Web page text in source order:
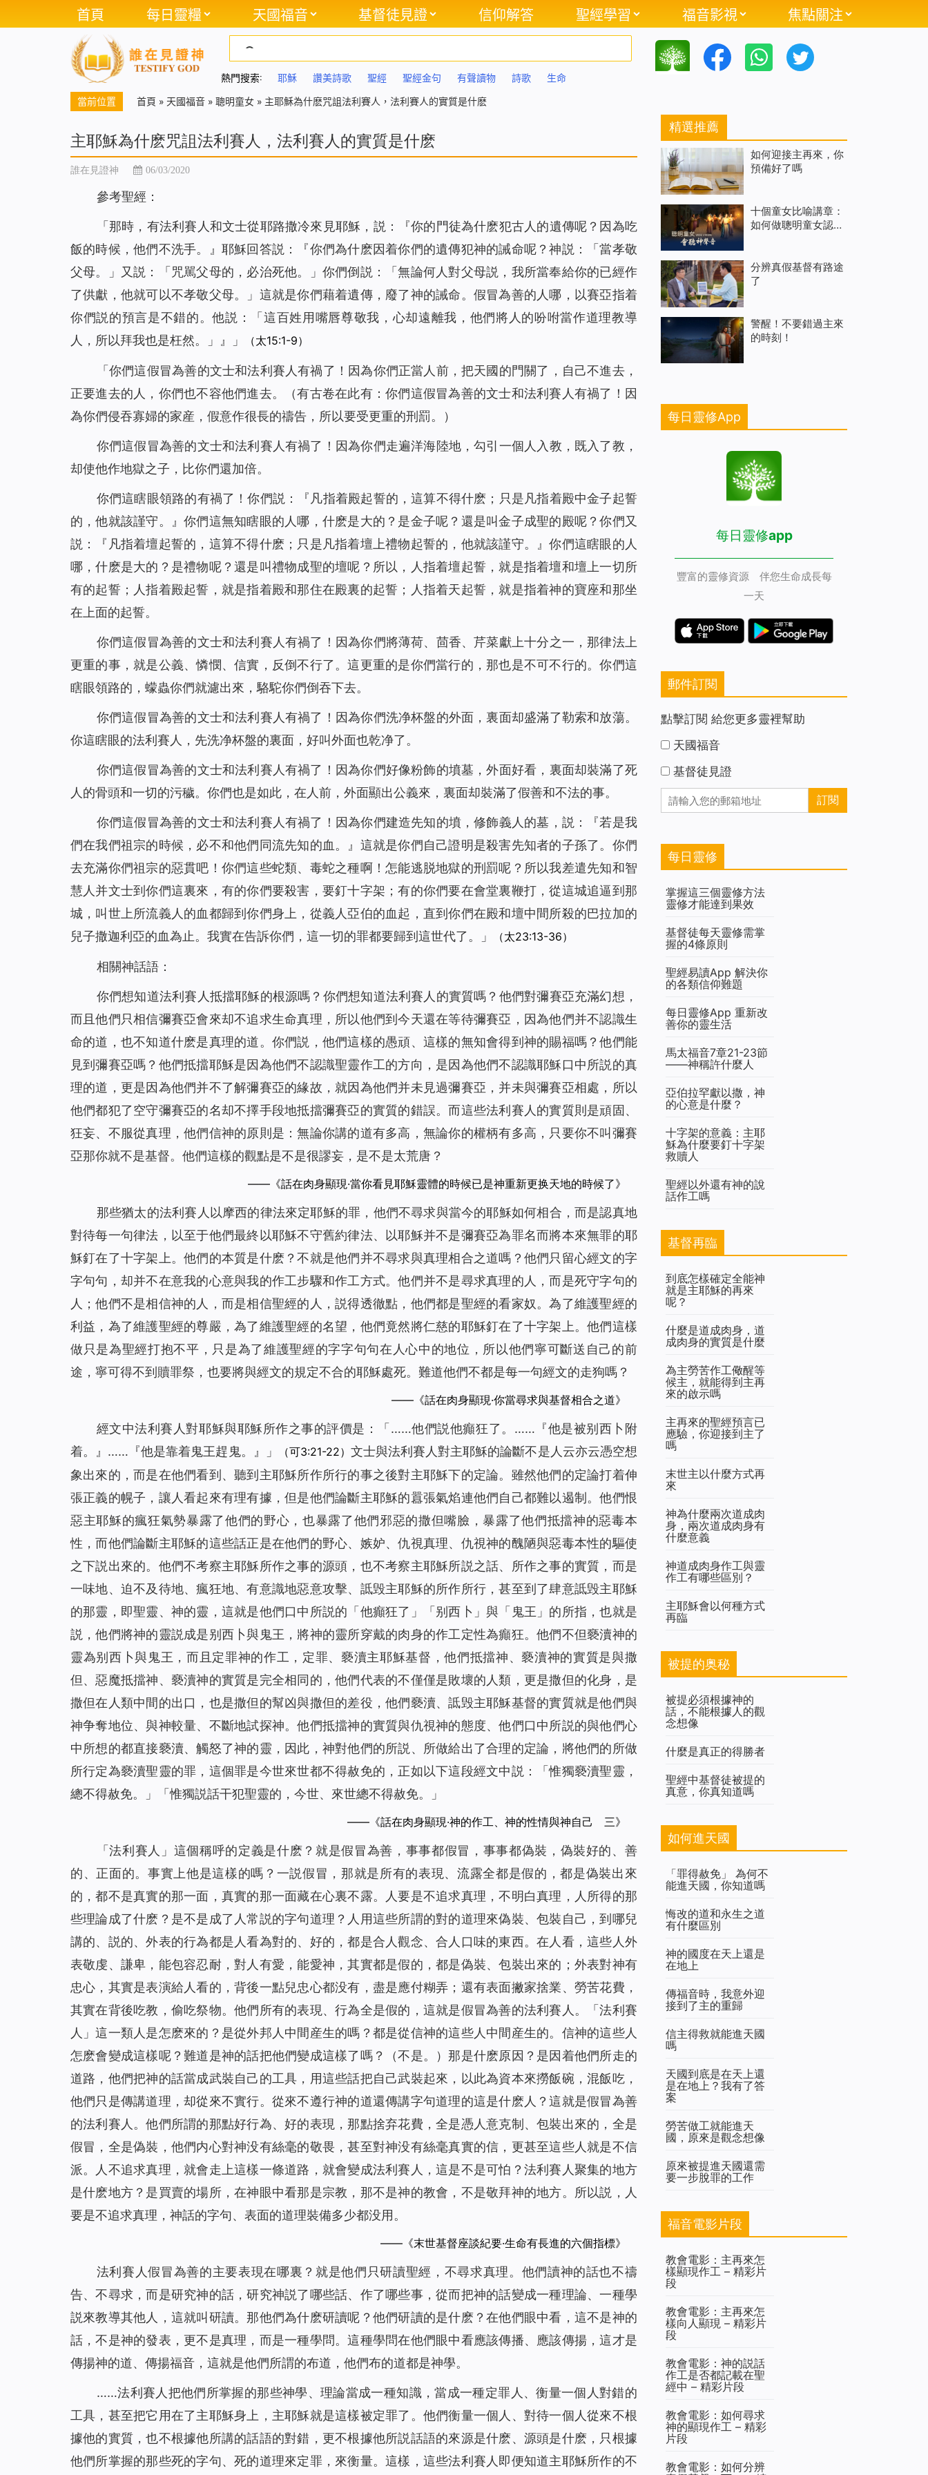
首頁 每日靈糧 天國福音 基督徒見證 信仰解答 聖經學習 福音影視 焦點關注
熱門搜索: 耶穌 讚美詩歌 聖經 聖經金句 有聲讀物 詩歌 生命
當前位置 首頁 » 天國福音 » 聰明童女 » 主耶穌為什麽咒詛法利賽人，法利賽人的實質是什麽
主耶穌為什麽咒詛法利賽人，法利賽人的實質是什麽
誰在見證神 06/03/2020
參考聖經：
「那時，有法利賽人和文士從耶路撒冷來見耶穌，説：『你的門徒為什麽犯古人的遺傳呢？因為吃
飯的時候，他們不洗手。』耶穌回答説：『你們為什麽因着你們的遺傳犯神的誡命呢？神説：「當孝敬
父母。」又説：「咒駡父母的，必治死他。」你們倒説：「無論何人對父母説，我所當奉給你的已經作
了供獻，他就可以不孝敬父母。」這就是你們藉着遺傳，廢了神的誡命。假冒為善的人哪，以賽亞指着
你們説的預言是不錯的。他説：「這百姓用嘴唇尊敬我，心却遠離我，他們將人的吩咐當作道理教導
人，所以拜我也是枉然。」』」
（太15:1-9）
「你們這假冒為善的文士和法利賽人有禍了！因為你們正當人前，把天國的門關了，自己不進去，
正要進去的人，你們也不容他們進去。（有古卷在此有：你們這假冒為善的文士和法利賽人有禍了！因
為你們侵吞寡婦的家産，假意作很長的禱告，所以要受更重的刑罰。）
你們這假冒為善的文士和法利賽人有禍了！因為你們走遍洋海陸地，勾引一個人入教，既入了教，
却使他作地獄之子，比你們還加倍。
你們這瞎眼領路的有禍了！你們説：『凡指着殿起誓的，這算不得什麽；只是凡指着殿中金子起誓
的，他就該謹守。』你們這無知瞎眼的人哪，什麽是大的？是金子呢？還是叫金子成聖的殿呢？你們又
説：『凡指着壇起誓的，這算不得什麽；只是凡指着壇上禮物起誓的，他就該謹守。』你們這瞎眼的人
哪，什麽是大的？是禮物呢？還是叫禮物成聖的壇呢？所以，人指着壇起誓，就是指着壇和壇上一切所
有的起誓；人指着殿起誓，就是指着殿和那住在殿裏的起誓；人指着天起誓，就是指着神的寶座和那坐
在上面的起誓。
你們這假冒為善的文士和法利賽人有禍了！因為你們將薄荷、茴香、芹菜獻上十分之一，那律法上
更重的事，就是公義、憐憫、信實，反倒不行了。這更重的是你們當行的，那也是不可不行的。你們這
瞎眼領路的，蠓蟲你們就濾出來，駱駝你們倒吞下去。
你們這假冒為善的文士和法利賽人有禍了！因為你們洗净杯盤的外面，裏面却盛滿了勒索和放蕩。
你這瞎眼的法利賽人，先洗净杯盤的裏面，好叫外面也乾净了。
你們這假冒為善的文士和法利賽人有禍了！因為你們好像粉飾的墳墓，外面好看，裏面却裝滿了死
人的骨頭和一切的污穢。你們也是如此，在人前，外面顯出公義來，裏面却裝滿了假善和不法的事。
你們這假冒為善的文士和法利賽人有禍了！因為你們建造先知的墳，修飾義人的墓，説：『若是我
們在我們祖宗的時候，必不和他們同流先知的血。』這就是你們自己證明是殺害先知者的子孫了。你們
去充滿你們祖宗的惡貫吧！你們這些蛇類、毒蛇之種啊！怎能逃脱地獄的刑罰呢？所以我差遣先知和智
慧人并文士到你們這裏來，有的你們要殺害，要釘十字架；有的你們要在會堂裏鞭打，從這城追逼到那
城，叫世上所流義人的血都歸到你們身上，從義人亞伯的血起，直到你們在殿和壇中間所殺的巴拉加的
兒子撒迦利亞的血為止。我實在告訴你們，這一切的罪都要歸到這世代了。」
（太23:13-36）
相關神話語：
你們想知道法利賽人抵擋耶穌的根源嗎？你們想知道法利賽人的實質嗎？他們對彌賽亞充滿幻想，
而且他們只相信彌賽亞會來却不追求生命真理，所以他們到今天還在等待彌賽亞，因為他們并不認識生
命的道，也不知道什麽是真理的道。你們説，他們這樣的愚頑、這樣的無知會得到神的賜福嗎？他們能
見到彌賽亞嗎？他們抵擋耶穌是因為他們不認識聖靈作工的方向，是因為他們不認識耶穌口中所説的真
理的道，更是因為他們并不了解彌賽亞的緣故，就因為他們并未見過彌賽亞，并未與彌賽亞相處，所以
他們都犯了空守彌賽亞的名却不擇手段地抵擋彌賽亞的實質的錯誤。而這些法利賽人的實質則是頑固、
狂妄、不服從真理，他們信神的原則是：無論你講的道有多高，無論你的權柄有多高，只要你不叫彌賽
亞那你就不是基督。他們這樣的觀點是不是很謬妄，是不是太荒唐？
——《話在肉身顯現·當你看見耶穌靈體的時候已是神重新更换天地的時候了》
那些猶太的法利賽人以摩西的律法來定耶穌的罪，他們不尋求與當今的耶穌如何相合，而是認真地
對待每一句律法，以至于他們最終以耶穌不守舊約律法、以耶穌并不是彌賽亞為罪名而將本來無罪的耶
穌釘在了十字架上。他們的本質是什麽？不就是他們并不尋求與真理相合之道嗎？他們只留心經文的字
字句句，却并不在意我的心意與我的作工步驟和作工方式。他們并不是尋求真理的人，而是死守字句的
人；他們不是相信神的人，而是相信聖經的人，説得透徹點，他們都是聖經的看家奴。為了維護聖經的
利益，為了維護聖經的尊嚴，為了維護聖經的名望，他們竟然將仁慈的耶穌釘在了十字架上。他們這樣
做只是為聖經打抱不平，只是為了維護聖經的字字句句在人心中的地位，所以他們寧可斷送自己的前
途，寧可得不到贖罪祭，也要將與經文的規定不合的耶穌處死。難道他們不都是每一句經文的走狗嗎？
——《話在肉身顯現·你當尋求與基督相合之道》
經文中法利賽人對耶穌與耶穌所作之事的評價是：「……他們説他癲狂了。……『他是被别西卜附
着。』……『他是靠着鬼王趕鬼。』」
（可3:21-22） 文士與法利賽人對主耶穌的論斷不是人云亦云憑空想
象出來的，而是在他們看到、聽到主耶穌所作所行的事之後對主耶穌下的定論。雖然他們的定論打着伸
張正義的幌子，讓人看起來有理有據，但是他們論斷主耶穌的囂張氣焰連他們自己都難以遏制。他們恨
惡主耶穌的瘋狂氣勢暴露了他們的野心，也暴露了他們邪惡的撒但嘴臉，暴露了他們抵擋神的惡毒本
性，而他們論斷主耶穌的這些話正是在他們的野心、嫉妒、仇視真理、仇視神的醜陋與惡毒本性的驅使
之下説出來的。他們不考察主耶穌所作之事的源頭，也不考察主耶穌所説之話、所作之事的實質，而是
一味地、迫不及待地、瘋狂地、有意識地惡意攻擊、詆毁主耶穌的所作所行，甚至到了肆意詆毁主耶穌
的那靈，即聖靈、神的靈，這就是他們口中所説的「他癲狂了」「别西卜」與「鬼王」的所指，也就是
説，他們將神的靈説成是别西卜與鬼王，將神的靈所穿戴的肉身的作工定性為癲狂。他們不但褻瀆神的
靈為别西卜與鬼王，而且定罪神的作工，定罪、褻瀆主耶穌基督，他們抵擋神、褻瀆神的實質是與撒
但、惡魔抵擋神、褻瀆神的實質是完全相同的，他們代表的不僅僅是敗壞的人類，更是撒但的化身，是
撒但在人類中間的出口，也是撒但的幫凶與撒但的差役，他們褻瀆、詆毁主耶穌基督的實質就是他們與
神争奪地位、與神較量、不斷地試探神。他們抵擋神的實質與仇視神的態度、他們口中所説的與他們心
中所想的都直接褻瀆、觸怒了神的靈，因此，神對他們的所説、所做給出了合理的定論，將他們的所做
所行定為褻瀆聖靈的罪，這個罪是今世來世都不得赦免的，正如以下這段經文中説：「惟獨褻瀆聖靈，
總不得赦免。」「惟獨説話干犯聖靈的，今世、來世總不得赦免。」
——《話在肉身顯現·神的作工、神的性情與神自己 三》
「法利賽人」這個稱呼的定義是什麽？就是假冒為善，事事都假冒，事事都偽裝，偽裝好的、善
的、正面的。事實上他是這樣的嗎？一説假冒，那就是所有的表現、流露全都是假的，都是偽裝出來
的，都不是真實的那一面，真實的那一面藏在心裏不露。人要是不追求真理，不明白真理，人所得的那
些理論成了什麽？是不是成了人常説的字句道理？人用這些所謂的對的道理來偽裝、包裝自己，到哪兒
講的、説的、外表的行為都是人看為對的、好的，都是合人觀念、合人口味的東西。在人看，這些人外
表敬虔、謙卑，能包容忍耐，對人有愛，能愛神，其實都是假的，都是偽裝、包裝出來的；外表對神有
忠心，其實是表演給人看的，背後一點兒忠心都没有，盡是應付糊弄；還有表面撇家捨業、勞苦花費，
其實在背後吃教，偷吃祭物。他們所有的表現、行為全是假的，這就是假冒為善的法利賽人。「法利賽
人」這一類人是怎麽來的？是從外邦人中間産生的嗎？都是從信神的這些人中間産生的。信神的這些人
怎麽會變成這樣呢？難道是神的話把他們變成這樣了嗎？（不是。）那是什麽原因？是因着他們所走的
道路，他們把神的話當成武裝自己的工具，用這些話把自己武裝起來，以此為資本來撈飯碗，混飯吃，
他們只是傳講道理，却從來不實行。從來不遵行神的道還傳講字句道理的這是什麽人？這就是假冒為善
的法利賽人。他們所謂的那點好行為、好的表現，那點捨弃花費，全是憑人意克制、包裝出來的，全是
假冒，全是偽裝，他們内心對神没有絲毫的敬畏，甚至對神没有絲毫真實的信，更甚至這些人就是不信
派。人不追求真理，就會走上這樣一條道路，就會變成法利賽人，這是不是可怕？法利賽人聚集的地方
是什麽地方？是買賣的場所，在神眼中看那是宗教，那不是神的教會，不是敬拜神的地方。所以説，人
要是不追求真理，神話的字句、表面的道理裝備多少都没用。
——《末世基督座談紀要·生命有長進的六個指標》
法利賽人假冒為善的主要表現在哪裏？就是他們只研讀聖經，不尋求真理。他們讀神的話也不禱
告、不尋求，而是研究神的話，研究神説了哪些話、作了哪些事，從而把神的話變成一種理論、一種學
説來教導其他人，這就叫研讀。那他們為什麽研讀呢？他們研讀的是什麽？在他們眼中看，這不是神的
話，不是神的發表，更不是真理，而是一種學問。這種學問在他們眼中看應該傳播、應該傳揚，這才是
傳揚神的道、傳揚福音，這就是他們所謂的布道，他們布的道都是神學。
……法利賽人把他們所掌握的那些神學、理論當成一種知識，當成一種定罪人、衡量一個人對錯的
工具，甚至把它用在了主耶穌身上，主耶穌就是這樣被定罪了。他們衡量一個人、對待一個人從來不根
據他的實質，也不根據他所講的話語的對錯，更不根據他所説話語的來源是什麽、源頭是什麽，只根據
他們所掌握的那些死的字句、死的道理來定罪，來衡量。這樣，這些法利賽人即便知道主耶穌所作的不
精選推薦
如何迎接主再來，你
預備好了嗎
十個童女比喻講章：
如何做聰明童女認出
分辨真假基督有路途
了
警醒！不要錯過主來
的時刻！
每日靈修App
每日靈修app
豐富的靈修資源 伴您生命成長每
一天
郵件訂閱
點擊訂閱 給您更多靈裡幫助
天國福音
基督徒見證
每日靈修
掌握這三個靈修方法
靈修才能達到果效
基督徒每天靈修需掌
握的4條原則
聖經易讀App 解決你
的各類信仰難題
每日靈修App 重新改
善你的靈生活
馬太福音7章21-23節
——神稱許什麼人
亞伯拉罕獻以撒，神
的心意是什麼？
十字架的意義：主耶
穌為什麼要釘十字架
救贖人
聖經以外還有神的說
話作工嗎
基督再臨
到底怎樣確定全能神
就是主耶穌的再來
呢？
什麼是道成肉身，道
成肉身的實質是什麼
為主勞苦作工儆醒等
候主，就能得到主再
來的啟示嗎
主再來的聖經預言已
應驗，你迎接到主了
嗎
末世主以什麼方式再
來
神為什麼兩次道成肉
身，兩次道成肉身有
什麼意義
神道成肉身作工與靈
作工有哪些區別？
主耶穌會以何種方式
再臨
被提的奥秘
被提必須根據神的
話，不能根據人的觀
念想像
什麼是真正的得勝者
聖經中基督徒被提的
真意，你真知道嗎
如何進天國
「罪得赦免」 為何不
能進天國，你知道嗎
悔改的道和永生之道
有什麼區別
神的國度在天上還是
在地上
傳福音時，我意外迎
接到了主的重歸
信主得救就能進天國
嗎
天國到底是在天上還
是在地上？我有了答
案
勞苦做工就能進天
國，原來是觀念想像
原來被提進天國還需
要一步脫罪的工作
福音電影片段
教會電影：主再來怎
樣顯現作工 – 精彩片
段
教會電影：主再來怎
樣向人顯現 – 精彩片
段
教會電影：神的説話
作工是否都記載在聖
經中 – 精彩片段
教會電影：如何尋求
神的顯現作工 – 精彩
片段
教會電影：如何分辨